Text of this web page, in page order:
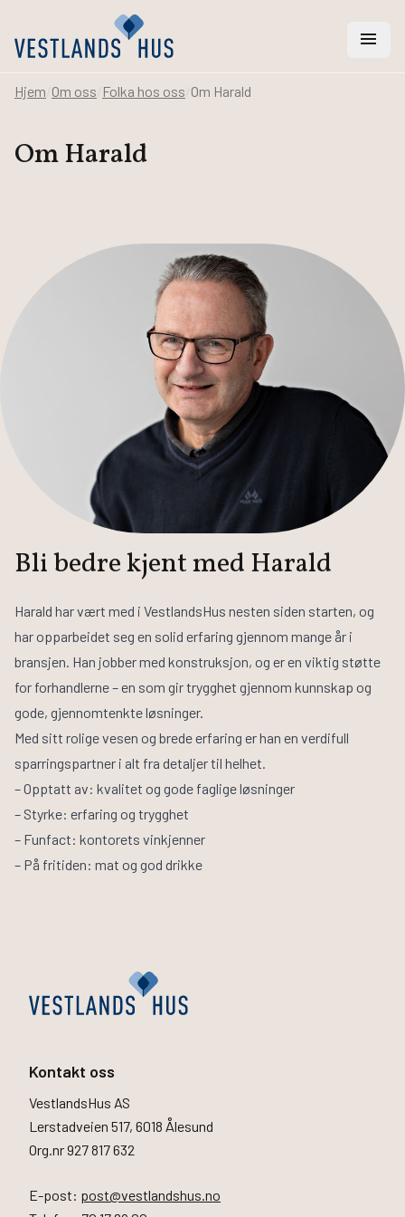
menu
Rehabilitering
Arkitekt- og ingeniørtjenester
Husbyggerguiden
Byggeprosessen
Inspirasjon
Samarbeidspartnere
Finn informasjon
Bli forhandler
Om VestlandsHus
Våre ansatte
Visjon og verdier
Jobb med oss
Hjem Om oss Folka hos oss Om Harald
Om Harald
Bli bedre kjent med Harald
Harald har vært med i VestlandsHus nesten siden starten, og
har opparbeidet seg en solid erfaring gjennom mange år i
bransjen. Han jobber med konstruksjon, og er en viktig støtte
for forhandlerne – en som gir trygghet gjennom kunnskap og
gode, gjennomtenkte løsninger.
Med sitt rolige vesen og brede erfaring er han en verdifull
sparringspartner i alt fra detaljer til helhet.
– Opptatt av: kvalitet og gode faglige løsninger
– Styrke: erfaring og trygghet
– Funfact: kontorets vinkjenner
– På fritiden: mat og god drikke
Kontakt oss
VestlandsHus AS
Lerstadveien 517, 6018 Ålesund
Org.nr 927 817 632
E-post: post@vestlandshus.no